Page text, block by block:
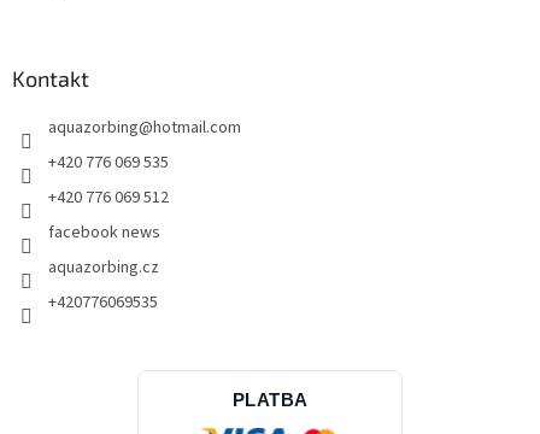
Kontakt
aquazorbing@hotmail.com
+420 776 069 535
+420 776 069 512
facebook news
aquazorbing.cz
+420776069535
PLATBA